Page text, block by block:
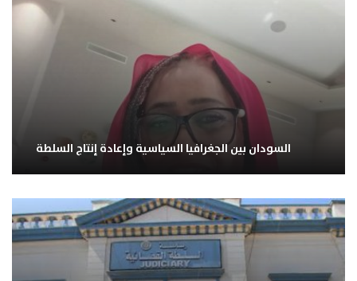
السودان بين الجغرافيا السياسية وإعادة إنتاج السلطة